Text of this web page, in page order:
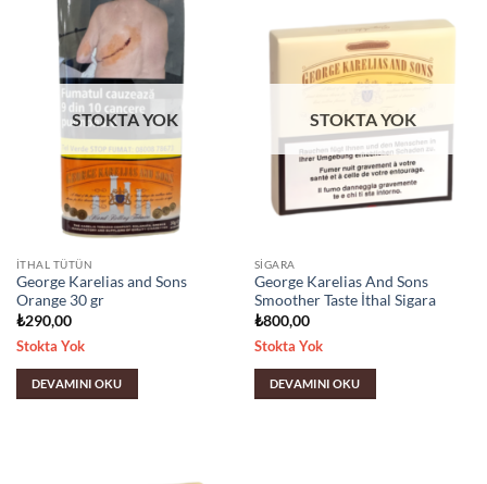
STOKTA YOK
İTHAL TÜTÜN
George Karelias and Sons
Orange 30 gr
₺290,00
Stokta Yok
DEVAMINI OKU
STOKTA YOK
SIGARA
George Karelias And Sons
Smoother Taste İthal Sigara
₺800,00
Stokta Yok
DEVAMINI OKU